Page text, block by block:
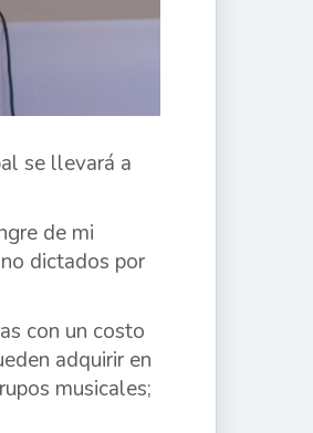
se llevará a
de mi
dictados por
con un costo
adquirir en
musicales;